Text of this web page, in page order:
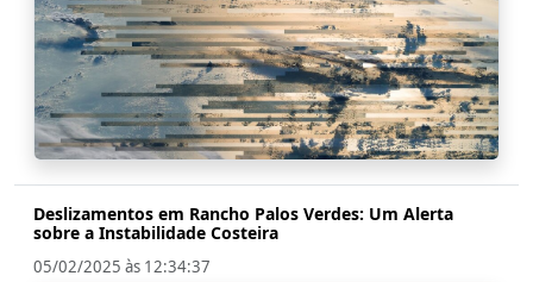
Deslizamentos em Rancho Palos Verdes: Um Alerta
sobre a Instabilidade Costeira
05/02/2025 às 12:34:37